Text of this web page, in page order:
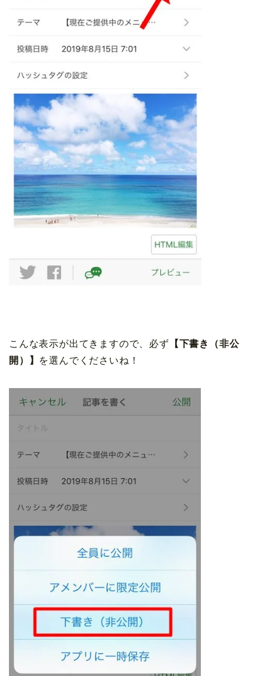
こんな表示が出てきますので、必ず 【下書き（非公
開）】 を選んでくださいね！